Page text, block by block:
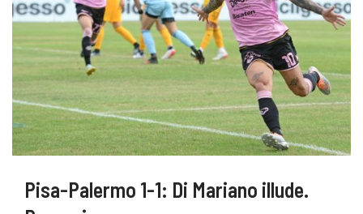
Pisa-Palermo 1-1: Di Mariano illude.